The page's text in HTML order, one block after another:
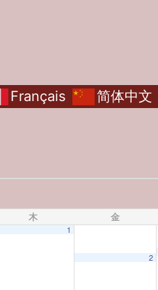
Français 简体中文
木 金
1
2